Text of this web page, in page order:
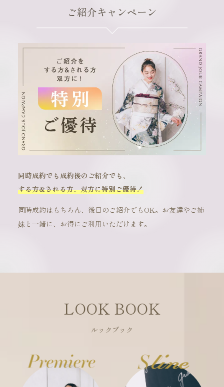
ご紹介キャンペーン
同時成約でも成約後のご紹介でも、
する方&される方、双方に特別ご優待！
同時成約はもちろん、後日のご紹介でもOK。お友達やご姉
妹と一緒に、お得にご利用いただけます。
LOOK BOOK
ルックブック